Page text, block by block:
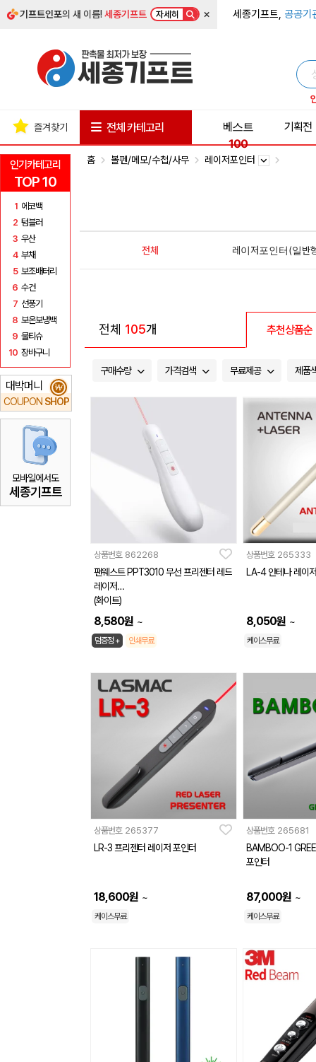
기프트인포의 새 이름!세종기프트 자세히 × 세종기프트, 공공기
인기카테고리
TOP 10
1 에코백
2 텀블러
3 우산
4 부채
5 보조배터리
6 수건
7 선풍기
8 보온보냉백
9 물티슈
10 장바구니
대박머니
COUPON SHOP
₩
모바일에서도
세종기프트
즐겨찾기 전체 카테고리
베스트
100
기획전
홈 볼펜/메모/수첩/사무 레이저포인터
전체 레이저포인터(일반
전체 105개 추천상품순
구매수량 가격검색 무료제공 제품
상품번호 862268
팬웨스트 PPT3010 무선 프리젠터 레드
레이저
(화이트)
8,580원 ~
덤증정 + 인쇄무료
상품번호 265333
LA-4 안테나 레이
8,050원 ~
케이스무료
상품번호 265377
LR-3 프리젠터 레이저 포인터
18,600원 ~
케이스무료
상품번호 265681
BAMBOO-1
포인터
87,000원 ~
케이스무료